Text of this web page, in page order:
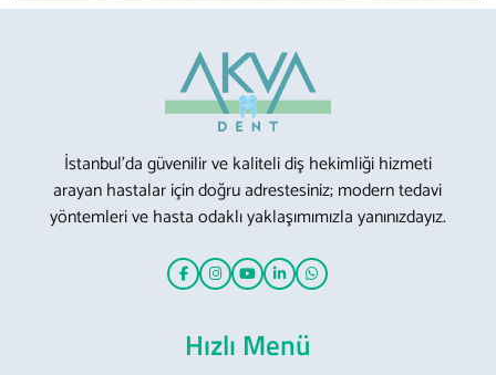
İstanbul’da güvenilir ve kaliteli diş hekimliği hizmeti
arayan hastalar için doğru adrestesiniz; modern tedavi
yöntemleri ve hasta odaklı yaklaşımımızla yanınızdayız.
Hızlı Menü